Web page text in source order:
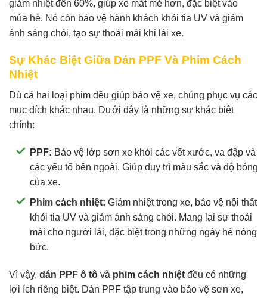
giảm nhiệt đến 60%, giúp xe mát mẻ hơn, đặc biệt vào
mùa hè. Nó còn bảo vệ hành khách khỏi tia UV và giảm
ánh sáng chói, tạo sự thoải mái khi lái xe.
Sự Khác Biệt Giữa Dán PPF Và Phim Cách
Nhiệt
Dù cả hai loại phim đều giúp bảo vệ xe, chúng phục vụ các
mục đích khác nhau. Dưới đây là những sự khác biệt
chính:
PPF: Bảo vệ lớp sơn xe khỏi các vết xước, va đập và
các yếu tố bên ngoài. Giúp duy trì màu sắc và độ bóng
của xe.
Phim cách nhiệt: Giảm nhiệt trong xe, bảo vệ nội thất
khỏi tia UV và giảm ánh sáng chói. Mang lại sự thoải
mái cho người lái, đặc biệt trong những ngày hè nóng
bức.
Vì vậy, dán PPF ô tô và phim cách nhiệt đều có những
lợi ích riêng biệt. Dán PPF tập trung vào bảo vệ sơn xe,